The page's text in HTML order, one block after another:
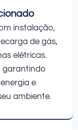
instalação,
de gás,
elétricas.
garantindo
e
ambiente.